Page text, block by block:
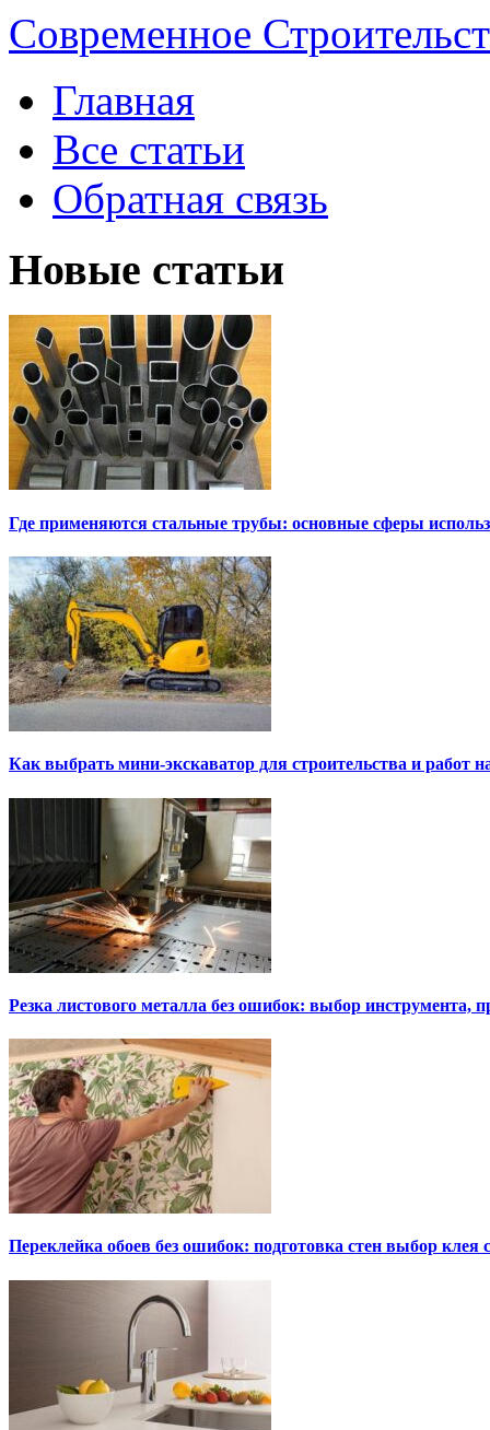
Современное
Главная
Все статьи
Обратная связь
Новые статьи
Где применяются стальные трубы: основные сферы
Как выбрать мини-экскаватор для строительства и работ
Резка листового металла без ошибок: выбор инструмента,
Переклейка обоев без ошибок: подготовка стен выбор клея